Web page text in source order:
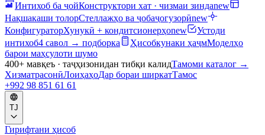
Интихоб ба ҷойКонструктори хат · чизмаи зиндаnew
Нақшакаши толорСтеллажҳо ва ҷобаҷогузорӣnew
КонфигураторХунукӣ + кондитсионерҳоnew
Устоди
интихоб4 савол → подборка Ҳисобкунаки ҳаҷмМоделҳо
барои маҳсулоти шумо
400+ мавқеъ · таҷҳизонидан тибқи калидТамоми каталог →
ХизматрасонӣЛоиҳаҳоДар бораи ширкатТамос
+992 98 851 61 61
TJ
Гирифтани ҳисоб